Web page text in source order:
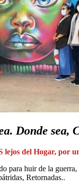
Donde sea,
del Hogar, por
para huir de la
Retornadas..